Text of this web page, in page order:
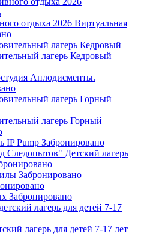
отдыха 2026 Виртуальная
лагерь Кедровый
Аплодисменты.
лагерь Горный
IP Pump Забронировано
Детский лагерь
Забронировано
Забронировано
лагерь для детей 7-17 лет